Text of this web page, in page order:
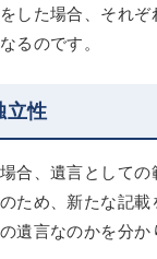
した場合、それ
るのです。
立性
合、遺言として
ため、新たな記
遺言なのかを分